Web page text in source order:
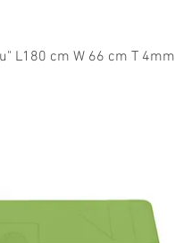
overzicht
L180 cm W 66 cm T 4mm